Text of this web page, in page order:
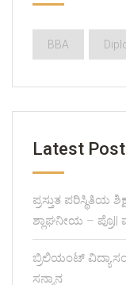
BBA
Latest
ಪ್ರಸ್ತುತ ಪರಿಸ್ಥಿತಿಯ
ಶ್ಲಾಘನೀಯ –
ಬ್ರಿಲಿಯಂಟ್
ಸನ್ಮಾನ